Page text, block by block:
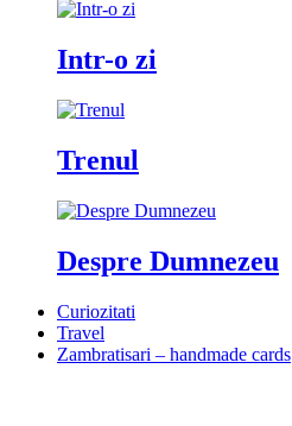
Intr-o zi
Trenul
Despre Dumnezeu
Curiozitati
Travel
Zambratisari – handmade cards